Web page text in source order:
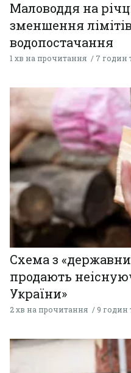
Маловоддя на
зменшення
водопостачання
1 хв на прочитання 7 годин
Схема з
продають
України»
2 хв на прочитання 9 годин